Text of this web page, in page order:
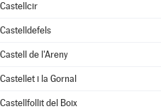
Castellcir
Castelldefels
Castell de l'Areny
Castellet i la Gornal
Castellfollit del Boix